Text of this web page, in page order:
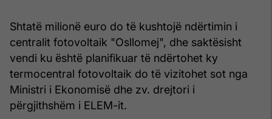
Shtatë milionë euro do të kushtojë ndërtimin i
centralit fotovoltaik "Osllomej", dhe saktësisht
vendi ku është planifikuar të ndërtohet ky
termocentral fotovoltaik do të vizitohet sot nga
Ministri i Ekonomisë dhe zv. drejtori i
përgjithshëm i ELEM-it.